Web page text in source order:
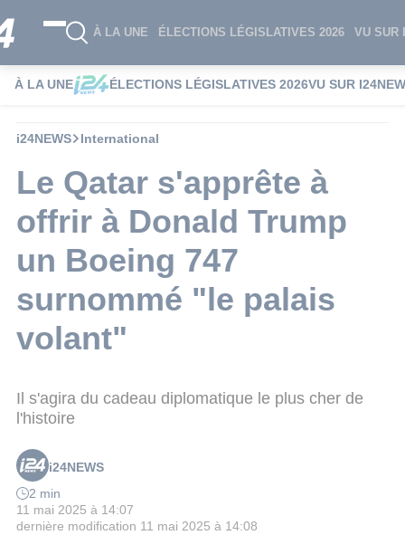
À LA UNE ÉLECTIONS LÉGISLATIVES 2026 VU SUR
À LA UNE ÉLECTIONS LÉGISLATIVES 2026VU SUR
i24NEWS International
Le Qatar s'apprête à
offrir à Donald Trump
un Boeing 747
surnommé "le palais
volant"
Il s'agira du cadeau diplomatique le plus cher de
l'histoire
i24NEWS
2 min
11 mai 2025 à 14:07
dernière modification 11 mai 2025 à 14:08